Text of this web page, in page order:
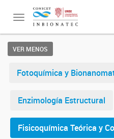
Toggle
navigation
VER MENOS
Fotoquímica y
Enzimología Estructural
Fisicoquímica Teórica y